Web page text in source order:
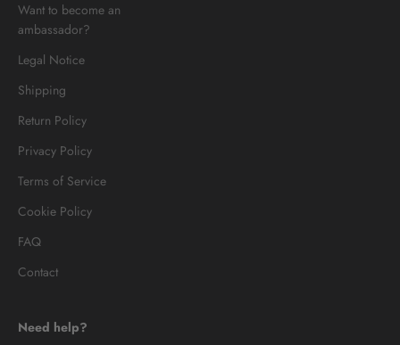
Want to become an
ambassador?
Legal Notice
Shipping
Return Policy
Privacy Policy
Terms of Service
Cookie Policy
FAQ
Contact
Need help?